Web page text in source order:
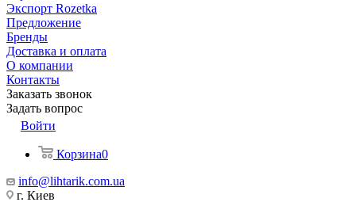
Экспорт Rozetka
Предложение
Бренды
Доставка и оплата
О компании
Контакты
Заказать звонок
Задать вопрос
Войти
Корзина0
info@lihtarik.com.ua
г. Киев